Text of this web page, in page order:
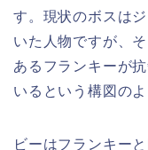
す。現状のボスは
いた人物ですが、
あるフランキーが
いるという構図のよ
ビーはフランキー